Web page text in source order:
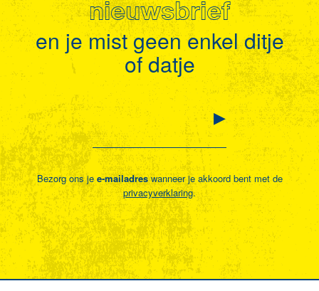
nieuwsbrief
en je mist geen enkel ditje
of datje
Bezorg ons je e-mailadreswanneer je akkoord bent met de
privacyverklaring.